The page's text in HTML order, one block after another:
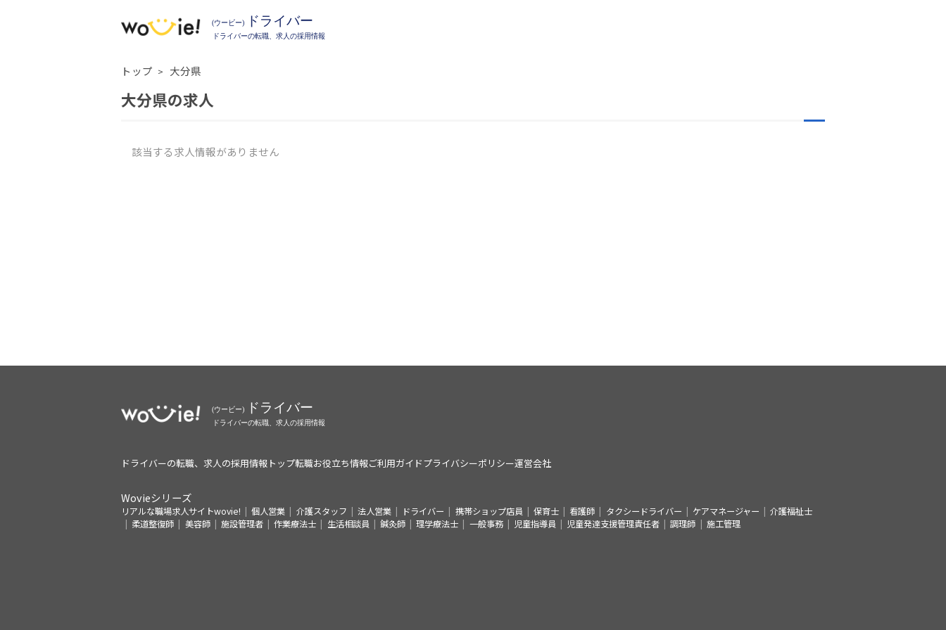
トップ 大分県
大分県の求人
該当する求人情報がありません
ドライバーの転職、求人の採用情報トップ転職お役立ち情報ご利用ガイドプライバシーポリシー運営会社
Wovieシリーズ
リアルな職場求人サイトwovie! 個人営業 介護スタッフ 法人営業 ドライバー 携帯ショップ店員 保育士 看護師 タクシードライバー ケアマネージャー
介護福祉士
柔道整復師
美容師 施設管理者 作業療法士 生活相談員 鍼灸師 理学療法士 一般事務 児童指導員 児童発達支援管理責任者 調理師 施工管理